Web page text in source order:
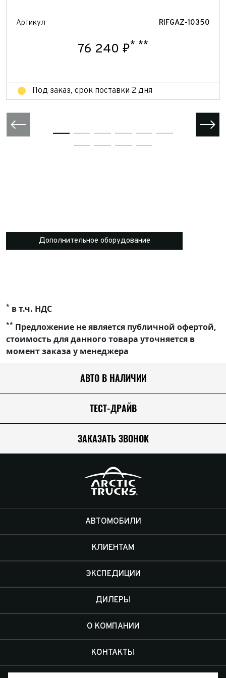
Артикул RIFGAZ-10350
76 240 ₽* **
Под заказ, срок поставки 2 дня
Дополнительное оборудование
* в т.ч. НДС
** Предложение не является публичной офертой,
стоимость для данного товара уточняется в
момент заказа у менеджера
АВТО В НАЛИЧИИ
ТЕСТ-ДРАЙВ
ЗАКАЗАТЬ ЗВОНОК
АВТОМОБИЛИ
КЛИЕНТАМ
ЭКСПЕДИЦИИ
ДИЛЕРЫ
О КОМПАНИИ
КОНТАКТЫ